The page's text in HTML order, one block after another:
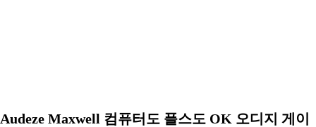
Audeze Maxwell 컴퓨터도 플스도 OK 오디지 게이